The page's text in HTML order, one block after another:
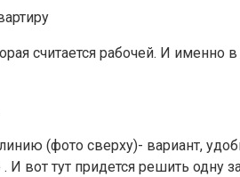
считается рабочей. И
(фото сверху)- вариант,
И вот тут придется решить одну